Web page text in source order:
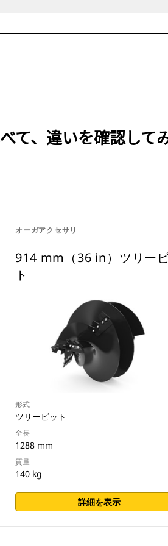
て、違いを確認して
オーガアクセサリ
914 mm（36 in）ツリー
ト
形式
ツリービット
全長
1288 mm
質量
140 kg
詳細を表示